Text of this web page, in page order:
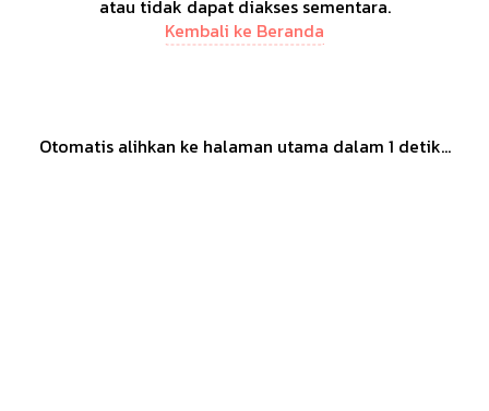
atau tidak dapat diakses sementara.
Kembali ke Beranda
Otomatis alihkan ke halaman utama dalam 1 detik...